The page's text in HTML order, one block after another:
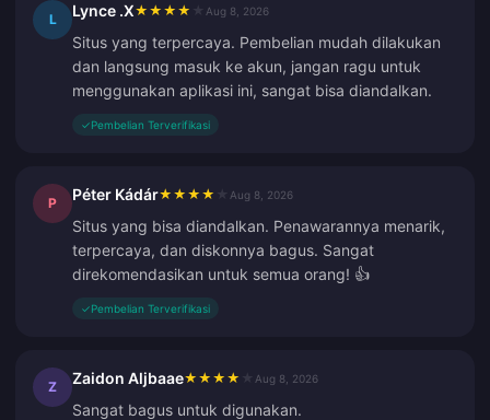
L Lynce .X★ ★ ★ ★ Aug 8, 2026
Situs yang terpercaya. Pembelian mudah dilakukan
dan langsung masuk ke akun, jangan ragu untuk
menggunakan aplikasi ini, sangat bisa diandalkan.
✓Pembelian Terverifikasi
P Péter Kádár★ ★ ★ ★ Aug 8, 2026
Situs yang bisa diandalkan. Penawarannya menarik,
terpercaya, dan diskonnya bagus. Sangat
direkomendasikan untuk semua orang! 👍
✓Pembelian Terverifikasi
Z Zaidon Aljbaae★ ★ ★ ★ Aug 8, 2026
Sangat bagus untuk digunakan.